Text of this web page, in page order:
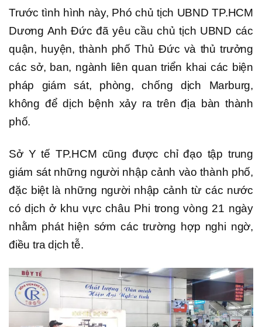
Trước tình hình này, Phó chủ tịch UBND TP.HCM
Dương Anh Đức đã yêu cầu chủ tịch UBND các
quận, huyện, thành phố Thủ Đức và thủ trưởng
các sở, ban, ngành liên quan triển khai các biện
pháp giám sát, phòng, chống dịch Marburg,
không để dịch bệnh xảy ra trên địa bàn thành
phố.
Sở Y tế TP.HCM cũng được chỉ đạo tập trung
giám sát những người nhập cảnh vào thành phố,
đặc biệt là những người nhập cảnh từ các nước
có dịch ở khu vực châu Phi trong vòng 21 ngày
nhằm phát hiện sớm các trường hợp nghi ngờ,
điều tra dịch tễ.